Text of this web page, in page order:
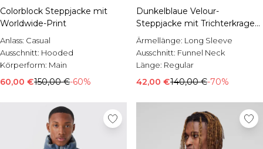
Colorblock Steppjacke mit
Worldwide-Print
Anlass: Casual
Ausschnitt: Hooded
Körperform: Main
60,00 €150,00 €-60%
Dunkelblaue Velour-
Steppjacke mit Trichterkragen
und Man-Print
Ärmellänge: Long Sleeve
Ausschnitt: Funnel Neck
Länge: Regular
42,00 €140,00 €-70%